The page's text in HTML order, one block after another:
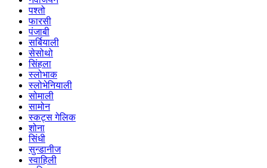
पश्तो
फारसी
पंजाबी
सर्बियाली
सेसोथो
सिंहला
स्लोभाक
स्लोभेनियाली
सोमाली
सामोन
स्कट्स गेलिक
शोना
सिंधी
सुन्डानीज
स्वाहिली